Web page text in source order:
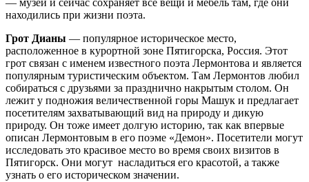
— музей и сейчас сохраняет все вещи и мебель там, где они
находились при жизни поэта.
Грот Дианы — популярное историческое место,
расположенное в курортной зоне Пятигорска, Россия. Этот
грот связан с именем известного поэта Лермонтова и является
популярным туристическим объектом. Там Лермонтов любил
собираться с друзьями за празднично накрытым столом. Он
лежит у подножия величественной горы Машук и предлагает
посетителям захватывающий вид на природу и дикую
природу. Он тоже имеет долгую историю, так как впервые
описан Лермонтовым в его поэме «Демон». Посетители могут
исследовать это красивое место во время своих визитов в
Пятигорск. Они могут насладиться его красотой, а также
узнать о его историческом значении.